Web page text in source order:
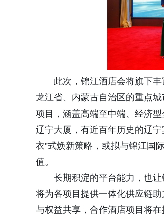
此次，锦江酒店会将旗下
龙江省、内蒙古自治区的重点
项目， 涵盖高端至中端、经济
辽宁大厦，有近百年历史的辽
衣”式焕新策略，或拟与锦江国
值。
长期积淀的平台能力，也
将为各项目提供一体化供应链助
与权益共享 ，合作酒店项目将